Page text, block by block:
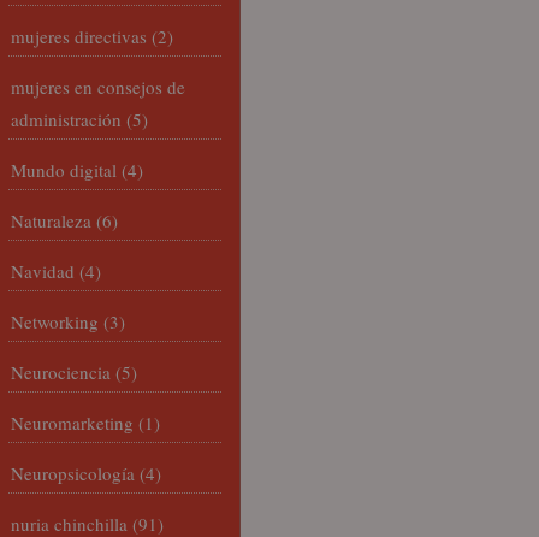
mujeres directivas (2)
mujeres en consejos de
administración (5)
Mundo digital (4)
Naturaleza (6)
Navidad (4)
Networking (3)
Neurociencia (5)
Neuromarketing (1)
Neuropsicología (4)
nuria chinchilla (91)